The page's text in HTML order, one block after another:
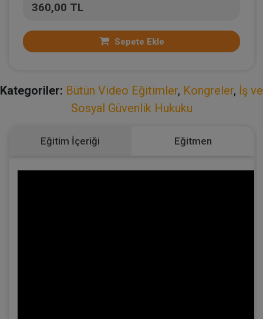
360,00 TL
Sepete Ekle
Kategoriler: Bütün Video Eğitimler, Kongreler, İş ve
Sosyal Güvenlik Hukuku
Eğitim İçeriği Eğitmen